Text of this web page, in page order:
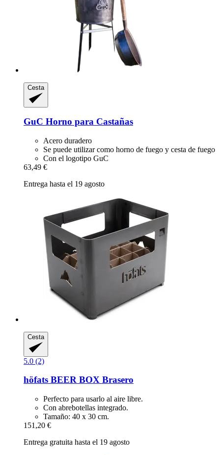
Cesta
GuC Horno para Castañas
Acero duradero
Se puede utilizar como horno de fuego y cesta de fuego
Con el logotipo GuC
63,49 €
Entrega hasta el 19 agosto
Cesta
5.0 (2)
höfats BEER BOX Brasero
Perfecto para usarlo al aire libre.
Con abrebotellas integrado.
Tamaño: 40 x 30 cm.
151,20 €
Entrega gratuita hasta el 19 agosto